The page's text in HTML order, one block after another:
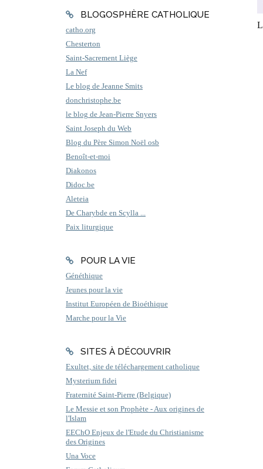
BLOGOSPHÈRE CATHOLIQUE
catho.org
Chesterton
Saint-Sacrement Liège
La Nef
Le blog de Jeanne Smits
donchristophe.be
le blog de Jean-Pierre Snyers
Saint Joseph du Web
Blog du Père Simon Noël osb
Benoît-et-moi
Diakonos
Didoc.be
Aleteia
De Charybde en Scylla ...
Paix liturgique
POUR LA VIE
Généthique
Jeunes pour la vie
Institut Européen de Bioéthique
Marche pour la Vie
SITES À DÉCOUVRIR
Exultet, site de téléchargement catholique
Mysterium fidei
Fraternité Saint-Pierre (Belgique)
Le Messie et son Prophète - Aux origines de
l'Islam
EEChO Enjeux de l'Etude du Christianisme
des Origines
Una Voce